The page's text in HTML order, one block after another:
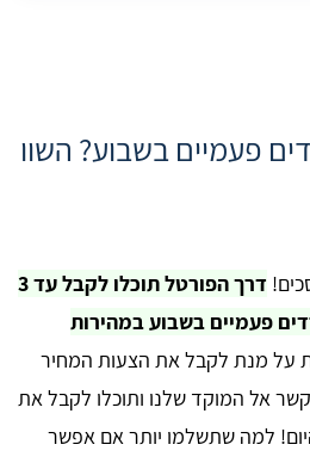
פעמיים בשבוע? השוו
דרך הפורטל תוכלו לקבל עד 3
פעמיים בשבוע במהירות
על מנת לקבל את הצעות המחיר
אל המוקד שלנו ותוכלו לקבל את
למה שתשלמו יותר אם אפשר